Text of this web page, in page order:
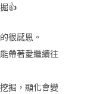
👍
很感恩。
帶著愛繼續往
掘，顯化會變